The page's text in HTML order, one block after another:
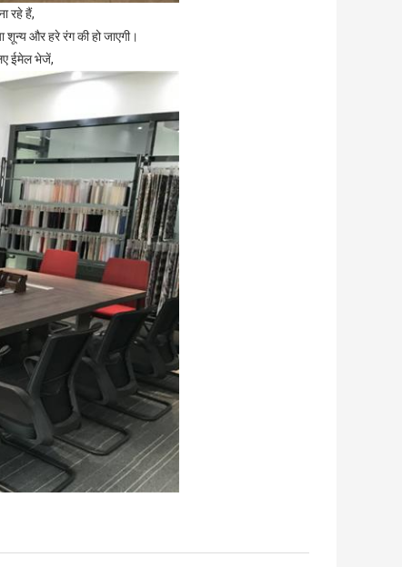
रहे हैं,
और हरे रंग की हो जाएगी।
ईमेल भेजें,